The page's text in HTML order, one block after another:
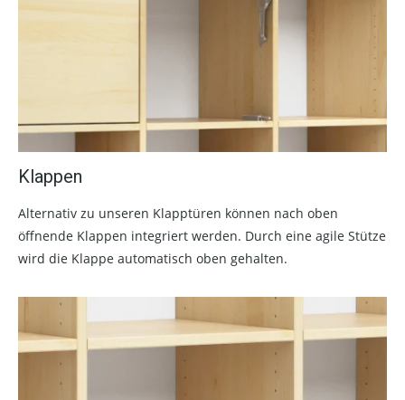
Klappen
Alternativ zu unseren Klapptüren können nach oben
öffnende Klappen integriert werden. Durch eine agile Stütze
wird die Klappe automatisch oben gehalten.